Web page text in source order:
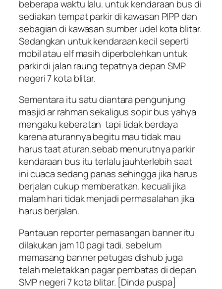
beberapa waktu lalu. untuk kendaraan bus di
sediakan tempat parkir di kawasan PIPP dan
sebagian di kawasan sumber udel kota blitar.
Sedangkan untuk kendaraan kecil seperti
mobil atau elf masih diperbolehkan untuk
parkir di jalan raung tepatnya depan SMP
negeri 7 kota blitar.
Sementara itu satu diantara pengunjung
masjid ar rahman sekaligus sopir bus yahya
mengaku keberatan tapi tidak berdaya
karena aturannya begitu mau tidak mau
harus taat aturan.sebab menurutnya parkir
kendaraan bus itu terlalu jauhterlebih saat
ini cuaca sedang panas sehingga jika harus
berjalan cukup memberatkan. kecuali jika
malam hari tidak menjadi permasalahan jika
harus berjalan.
Pantauan reporter pemasangan banner itu
dilakukan jam 10 pagi tadi. sebelum
memasang banner petugas dishub juga
telah meletakkan pagar pembatas di depan
SMP negeri 7 kota blitar. [Dinda puspa]